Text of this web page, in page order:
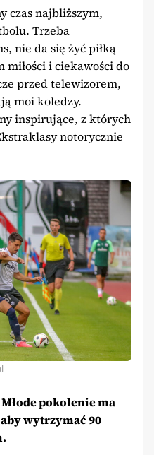
czas najbliższym,
Trzeba
nie da się żyć piłką
miłości i ciekawości do
przed telewizorem,
moi koledzy.
inspirujące, z których
notorycznie
pokolenie ma
wytrzymać 90